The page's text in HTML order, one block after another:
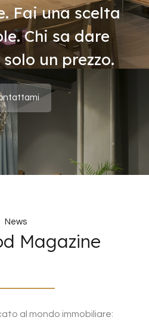
Fai una scelta
Chi sa dare
un prezzo.
News
Magazine
al mondo immobiliare: